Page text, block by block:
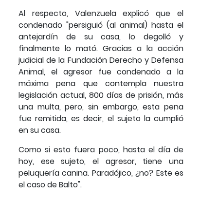
Al respecto, Valenzuela explicó que el
condenado "persiguió (al animal) hasta el
antejardín de su casa, lo degolló y
finalmente lo mató. Gracias a la acción
judicial de la Fundación Derecho y Defensa
Animal, el agresor fue condenado a la
máxima pena que contempla nuestra
legislación actual, 800 días de prisión, más
una multa, pero, sin embargo, esta pena
fue remitida, es decir, el sujeto la cumplió
en su casa.
Como si esto fuera poco, hasta el día de
hoy, ese sujeto, el agresor, tiene una
peluquería canina. Paradójico, ¿no? Este es
el caso de Balto".